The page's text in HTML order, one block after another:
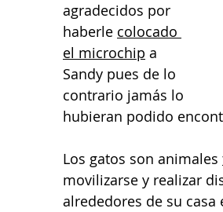
agradecidos por
haberle colocado
el microchip a
Sandy pues de lo
contrario jamás lo
hubieran podido
Los gatos son animales
movilizarse y realizar
alrededores de su